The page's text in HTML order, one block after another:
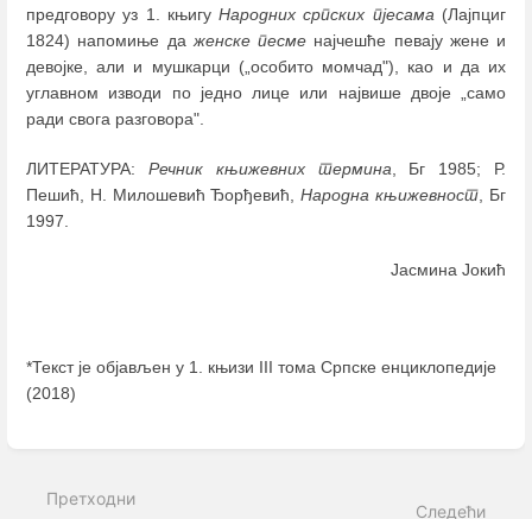
предговору уз 1. књигуНародних српских пјесама(Лајпциг
1824) напомиње даженске песме најчешће певају жене и
девојке, али и мушкарци („особито момчад"), као и да их
углавном изводи по једно лице или највише двоје „само
ради свога разговора".
ЛИТЕРАТУРА: Речник књижевних термина , Бг 1985; Р.
Пешић, Н. Милошевић Ђорђевић,Народна књижевност , Бг
1997.
Јасмина Јокић
*Текст је објављен у 1. књизи III тома Српске енциклопедије
(2018)
mode
Претходни
Следећи